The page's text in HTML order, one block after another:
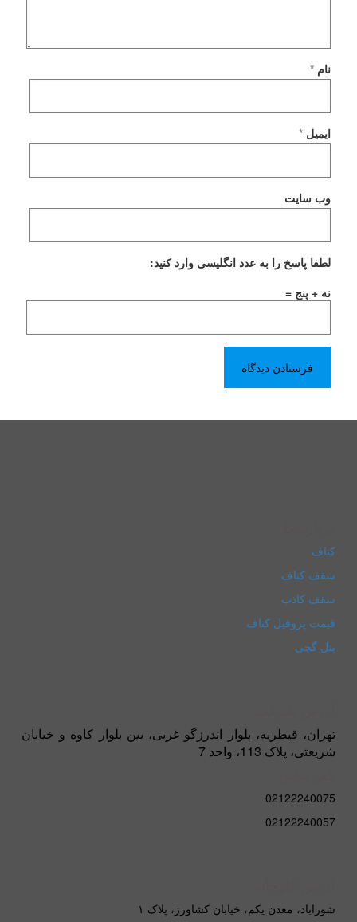
نام *
ایمیل *
وب‌ سایت
لطفا پاسخ را به عدد انگلیسی وارد کنید:
نه + پنج =
کناف
سقف کناف
سقف کاذب
قیمت پروفیل کناف
پنل گچی
تهران، قیطریه، بلوار اندرزگو غربی، بین بلوار کاوه و خیابان
شریعتی، پلاک 113، واحد 7
02122240075
02122240057
شوراباد، معدن یکم، خیابان کشاورز، پلاک ۱